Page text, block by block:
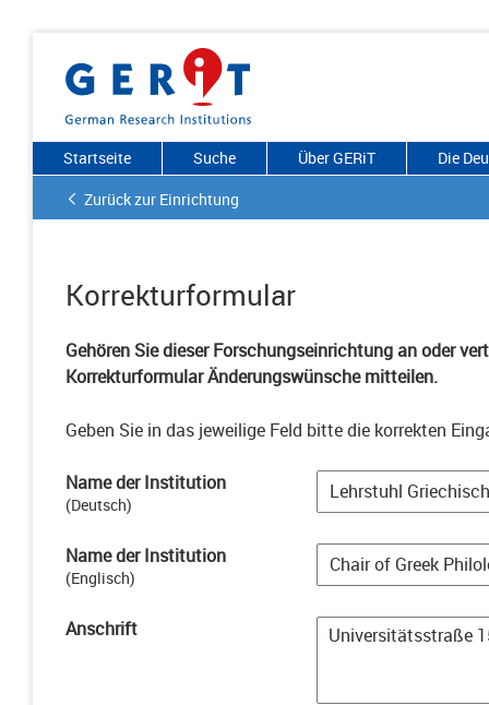
Startseite Suche Über GERiT
Die
Zurück zur Einrichtung
Korrekturformular
Gehören Sie dieser Forschungseinrichtung an oder
Korrekturformular Änderungswünsche mitteilen.
Geben Sie in das jeweilige Feld bitte die korrekten
Name der Institution
(Deutsch)
Name der Institution
(Englisch)
Anschrift